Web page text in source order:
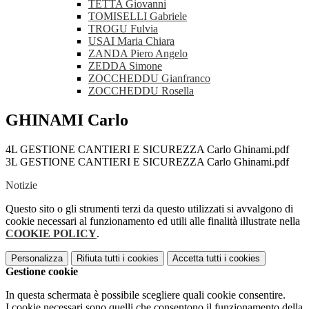
TETTA Giovanni
TOMISELLI Gabriele
TROGU Fulvia
USAI Maria Chiara
ZANDA Piero Angelo
ZEDDA Simone
ZOCCHEDDU Gianfranco
ZOCCHEDDU Rosella
GHINAMI Carlo
4L GESTIONE CANTIERI E SICUREZZA Carlo Ghinami.pdf
3L GESTIONE CANTIERI E SICUREZZA Carlo Ghinami.pdf
Notizie
Questo sito o gli strumenti terzi da questo utilizzati si avvalgono di
cookie necessari al funzionamento ed utili alle finalità illustrate nella
COOKIE POLICY.
Personalizza Rifiuta tutti i cookies Accetta tutti i cookies
Gestione cookie
In questa schermata è possibile scegliere quali cookie consentire.